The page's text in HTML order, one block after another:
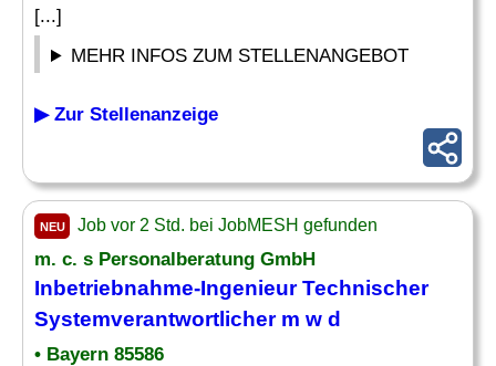
[...]
MEHR INFOS ZUM STELLENANGEBOT
▶ Zur Stellenanzeige
NEU Job vor 2 Std. bei JobMESH gefunden
m. c. s Personalberatung GmbH
Inbetriebnahme-IngenieurTechnischer
Systemverantwortlicher m w d
• Bayern 85586